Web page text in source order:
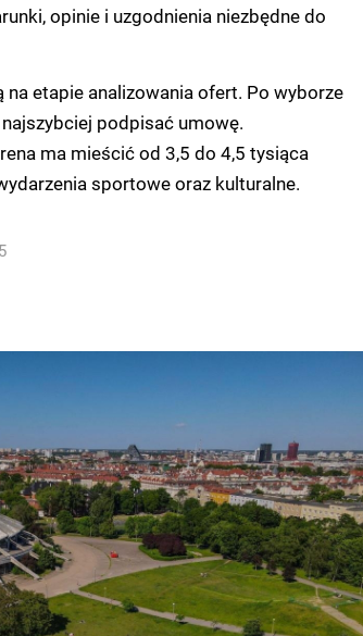
opinie i uzgodnienia niezbędne do
etapie analizowania ofert. Po wyborze
podpisać umowę.
ma mieścić od 3,5 do 4,5 tysiąca
sportowe oraz kulturalne.